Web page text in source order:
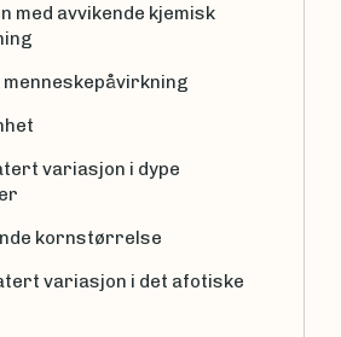
med avvikende kjemisk
variasjon i dype
kornstørrelse
variasjon i det afotiske